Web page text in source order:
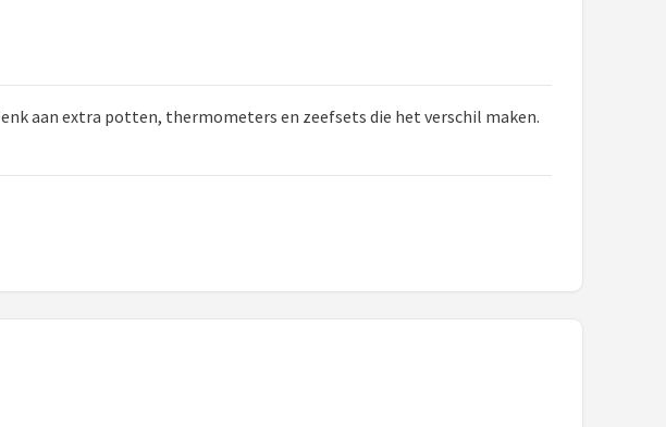
aan extra potten, thermometers en zeefsets die het verschil maken.